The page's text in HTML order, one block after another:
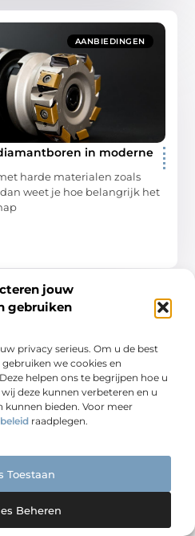
jouw
gebruiken
privacy serieus. Om u de best
we cookies en
helpen ons te begrijpen hoe u
deze kunnen verbeteren en u
kunnen bieden. Voor meer
raadplegen.
Toestaan
Beheren
AANBIEDINGEN
in moderne
harde materialen zoals
weet je hoe belangrijk het
te bieden heeft.